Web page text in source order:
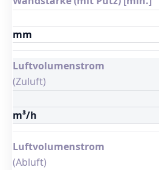
mm
Luftvolumenstrom
(Zuluft)
m³/h
Luftvolumenstrom
(Abluft)